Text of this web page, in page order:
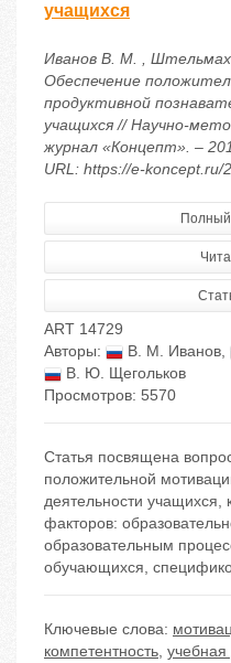
учащихся
Иванов В. М. ,
Обеспечение
продуктивной
учащихся // Научно-
журнал «Концепт». –
URL: https://e-koncept.ru/
Полный
ART 14729
Авторы:
В. М. Иванов,
В. Ю. Щегольков
Просмотров: 5570
Статья посвящена
положительной
деятельности учащихся,
факторов:
образовательным
обучающихся,
Ключевые слова:
компетентность, учебная